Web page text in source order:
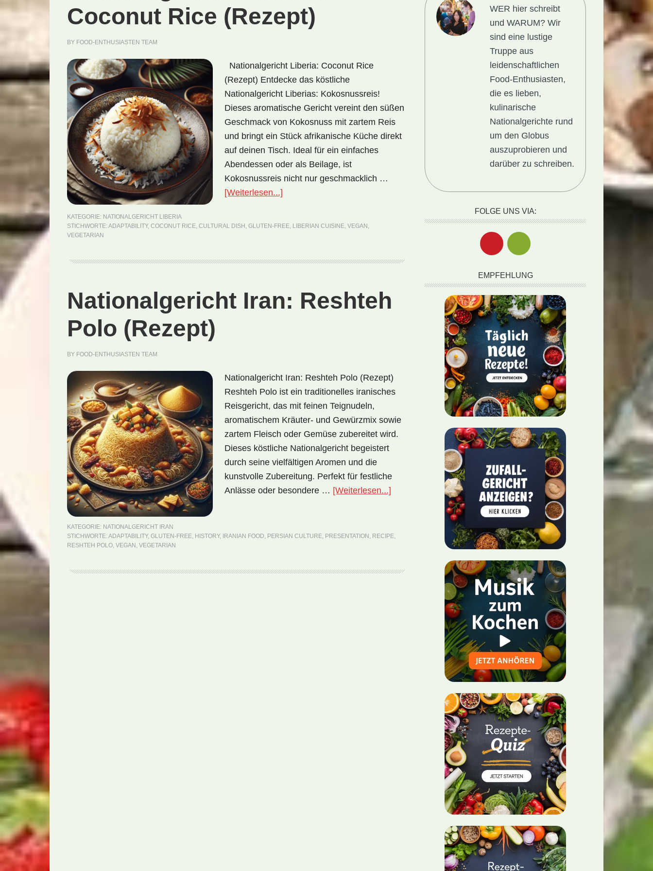
Coconut Rice (Rezept)
BY FOOD-ENTHUSIASTEN TEAM
Nationalgericht Liberia: Coconut Rice
(Rezept) Entdecke das köstliche
Nationalgericht Liberias: Kokosnussreis!
Dieses aromatische Gericht vereint den süßen
Geschmack von Kokosnuss mit zartem Reis
und bringt ein Stück afrikanische Küche direkt
auf deinen Tisch. Ideal für ein einfaches
Abendessen oder als Beilage, ist
Kokosnussreis nicht nur geschmacklich …
[Weiterlesen...]
KATEGORIE: NATIONALGERICHT LIBERIA
STICHWORTE: ADAPTABILITY, COCONUT RICE, CULTURAL DISH , GLUTEN-FREE, LIBERIAN CUISINE, VEGAN ,
VEGETARIAN
Nationalgericht Iran: Reshteh
Polo (Rezept)
BY FOOD-ENTHUSIASTEN TEAM
Nationalgericht Iran: Reshteh Polo (Rezept)
Reshteh Polo ist ein traditionelles iranisches
Reisgericht, das mit feinen Teignudeln,
aromatischem Kräuter- und Gewürzmix sowie
zartem Fleisch oder Gemüse zubereitet wird.
Dieses köstliche Nationalgericht begeistert
durch seine vielfältigen Aromen und die
kunstvolle Zubereitung. Perfekt für festliche
Anlässe oder besondere … [Weiterlesen...] ÜberNationalgericht
Polo
KATEGORIE: NATIONALGERICHT IRAN
STICHWORTE: ADAPTABILITY, GLUTEN-FREE, HISTORY, IRANIAN FOOD, PERSIAN CULTURE, PRESENTATION , RECIPE,
RESHTEH POLO, VEGAN , VEGETARIAN
WER hier schreibt
und WARUM?Wir
sind eine lustige
Truppe aus
leidenschaftlichen
Food-Enthusiasten,
die es lieben,
kulinarische
Nationalgerichte rund
um den Globus
auszuprobieren und
darüber zu schreiben.
FOLGE UNS VIA:
EMPFEHLUNG